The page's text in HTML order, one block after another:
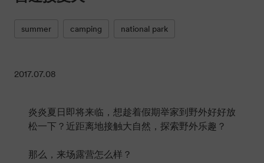
summer camping national park
2017.07.08
炎炎夏日即将来临，想趁着假期举家到野外好好放
松一下？近距离地接触大自然，探索野外乐趣？
那么，来场露营怎么样？